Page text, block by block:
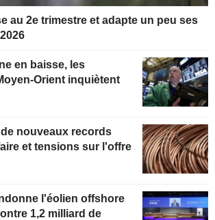
au 2e trimestre et adapte un peu ses
en baisse, les
Orient inquiètent
nouveaux records
et tensions sur l'offre
1,2 milliard de